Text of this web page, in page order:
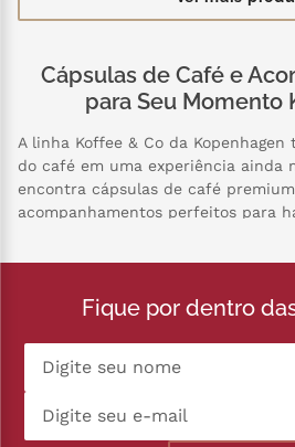
Cápsulas de Café e
para Seu Momento
A linha Koffee & Co da
do café em uma experiência ainda
encontra cápsulas de café
acompanhamentos perfeitos para
dia sem abrir mão da qualidade e
trabalho ou receber visitas, os
café. Explore cápsulas compatíveis
máquinas, cafés com diferentes
Fique por dentro